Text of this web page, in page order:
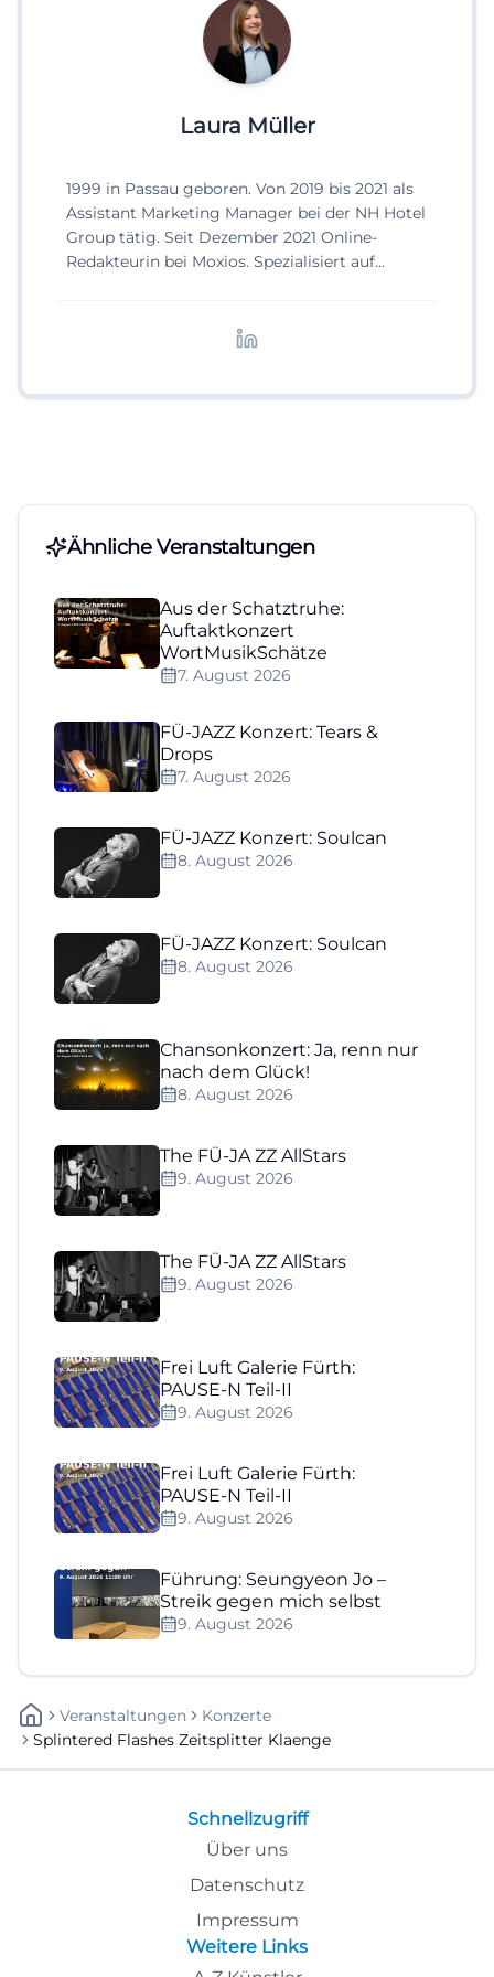
Laura Müller
1999 in Passau geboren. Von 2019 bis 2021 als
Assistant Marketing Manager bei der NH Hotel
Group tätig. Seit Dezember 2021 Online-
Redakteurin bei Moxios. Spezialisiert auf
Ähnliche Veranstaltungen
Aus der Schatztruhe:
Auftaktkonzert
WortMusikSchätze
7. August 2026
FÜ-JAZZ Konzert: Tears &
Drops
7. August 2026
FÜ-JAZZ Konzert: Soulcan
8. August 2026
FÜ-JAZZ Konzert: Soulcan
8. August 2026
Chansonkonzert: Ja, renn nur
nach dem Glück!
8. August 2026
The FÜ-JA ZZ AllStars
9. August 2026
The FÜ-JA ZZ AllStars
9. August 2026
Frei Luft Galerie Fürth:
PAUSE-N Teil-II
9. August 2026
Frei Luft Galerie Fürth:
PAUSE-N Teil-II
9. August 2026
Führung: Seungyeon Jo –
Streik gegen mich selbst
9. August 2026
Veranstaltungen
Konzerte
Splintered Flashes Zeitsplitter Klaenge
Schnellzugriff
Über uns
Datenschutz
Impressum
Weitere Links